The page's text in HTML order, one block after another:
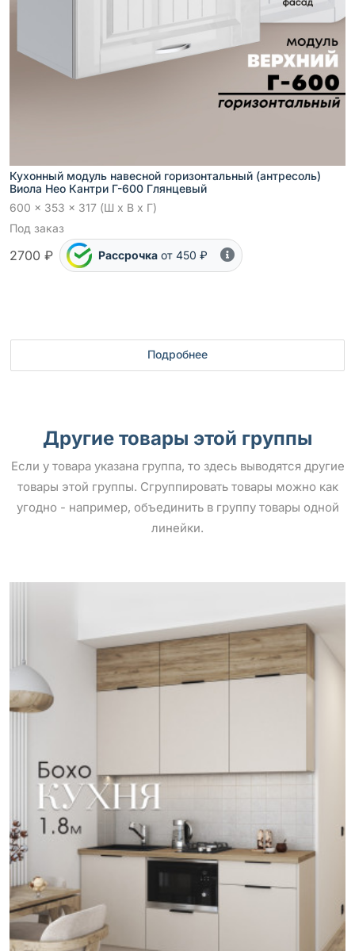
Кухонный модуль навесной горизонтальный (антресоль)
Виола Нео Кантри Г-600 Глянцевый
600 x 353 x 317 (Ш x В x Г)
Под заказ
2700 ₽ Рассрочка от 450 ₽
Подробнее
Другие товары этой группы
Если у товара указана группа, то здесь выводятся другие
товары этой группы. Сгруппировать товары можно как
угодно - например, объединить в группу товары одной
линейки.